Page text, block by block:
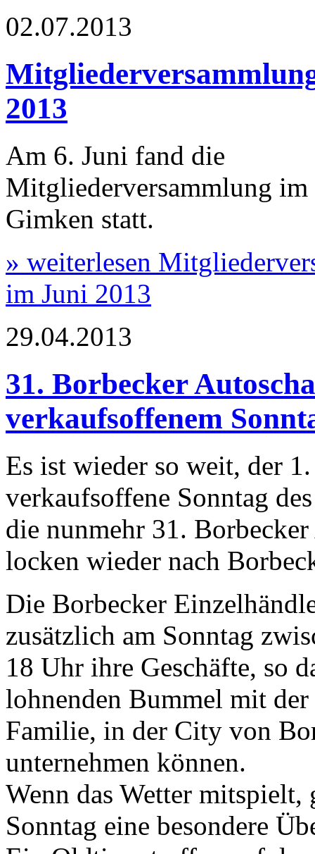
02.07.2013
2013
Am 6. Juni fand die
Mitgliederversammlung im
Gimken statt.
» weiterlesen
im Juni 2013
29.04.2013
31. Borbecker
verkaufsoffenem
Es ist wieder so weit, der 1.
verkaufsoffene Sonntag
die nunmehr 31.
locken wieder nach
Die Borbecker
zusätzlich am Sonntag
18 Uhr ihre Geschäfte, so
lohnenden Bummel mit der
Familie, in der City von
unternehmen können.
Wenn das Wetter mitspielt,
Sonntag eine besondere